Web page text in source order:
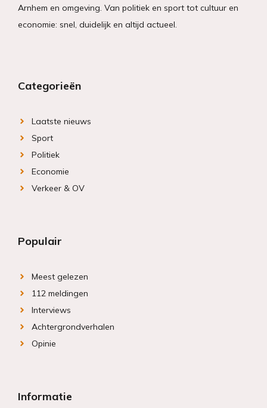
Arnhem en omgeving. Van politiek en sport tot cultuur en
economie: snel, duidelijk en altijd actueel.
Categorieën
Laatste nieuws
Sport
Politiek
Economie
Verkeer & OV
Populair
Meest gelezen
112 meldingen
Interviews
Achtergrondverhalen
Opinie
Informatie